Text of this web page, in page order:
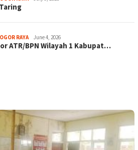
RAYA June 4, 2026
ATR/BPN Wilayah 1 Kabupat…